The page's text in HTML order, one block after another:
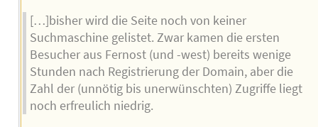
[…]bisher wird die Seite noch von keiner
Suchmaschine gelistet. Zwar kamen die ersten
Besucher aus Fernost (und -west) bereits wenige
Stunden nach Registrierung der Domain, aber die
Zahl der (unnötig bis unerwünschten) Zugriffe liegt
noch erfreulich niedrig.